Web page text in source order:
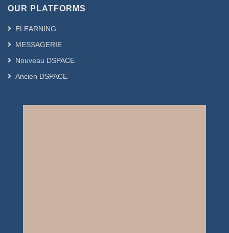
OUR PLATFORMS
ELEARNING
MESSAGERIE
Nouveau DSPACE
Ancien DSPACE